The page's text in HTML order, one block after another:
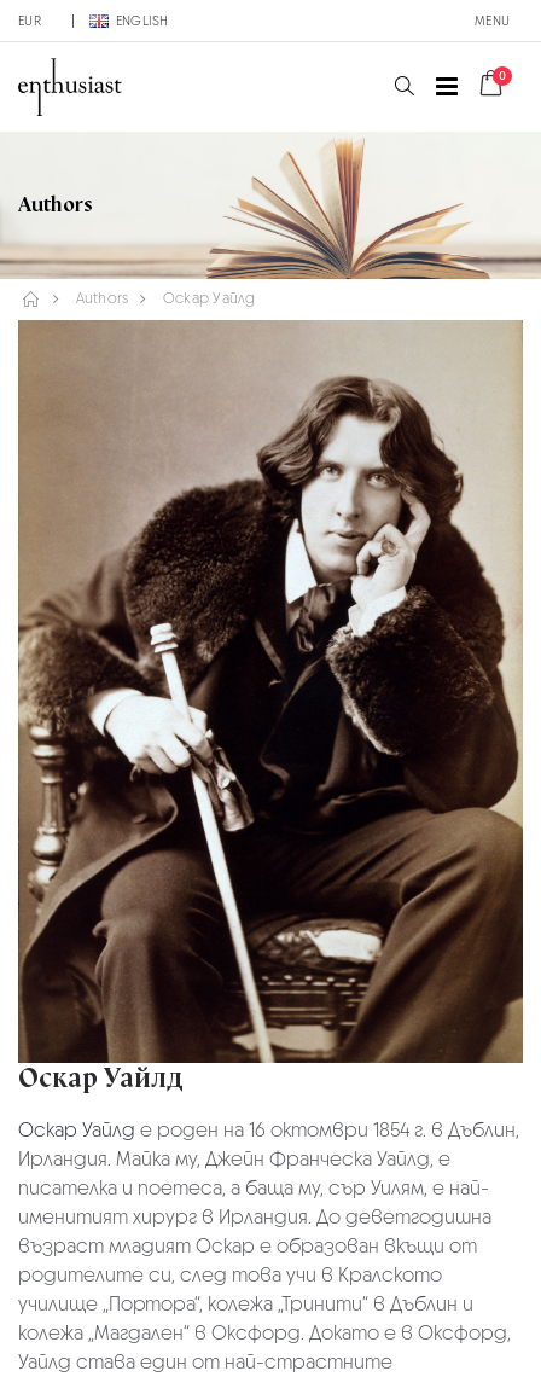
EUR ENGLISH MENU
0
Authors
Authors Оскар Уайлд
Оскар Уайлд
Оскар Уайлд е роден на 16 октомври 1854 г. в Дъблин,
Ирландия. Майка му, Джейн Франческа Уайлд, е
писателка и поетеса, а баща му, сър Уилям, е най-
именитият хирург в Ирландия. До деветгодишна
възраст младият Оскар е образован вкъщи от
родителите си, след това учи в Кралското
училище „Портора“, колежа „Тринити“ в Дъблин и
колежа „Магдален“ в Оксфорд. Докато е в Оксфорд,
Уайлд става един от най-страстните